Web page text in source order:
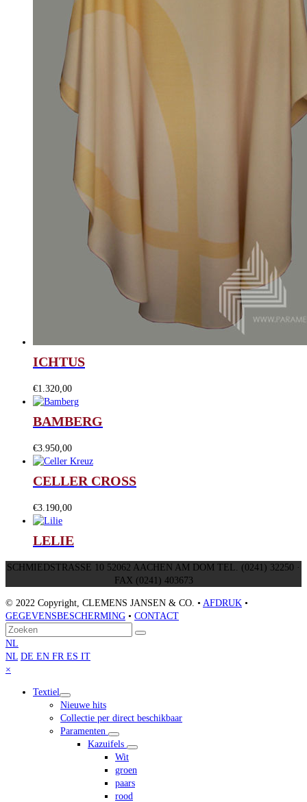
ICHTUS
€1.320,00
BAMBERG
€3.950,00
CELLER CROSS
€3.190,00
LELIE
SCHMIEDSTRASSE 10 52062 AACHEN AM DOM TEL. (0241) 32250 ·
FAX (0241) 403673
© 2022 Copyright, CLEMENS JANSEN & CO. • AFDRUK •
GEGEVENSBESCHERMING • CONTACT
Terug
naar
boven
Zoeken
Verzenden
NL
NL DE EN FR ES IT
×
menu
Textiel
Nieuwe hits
Collectie per direct beschikbaar
Paramenten
Kazuifels
Wit
groen
paars
rood